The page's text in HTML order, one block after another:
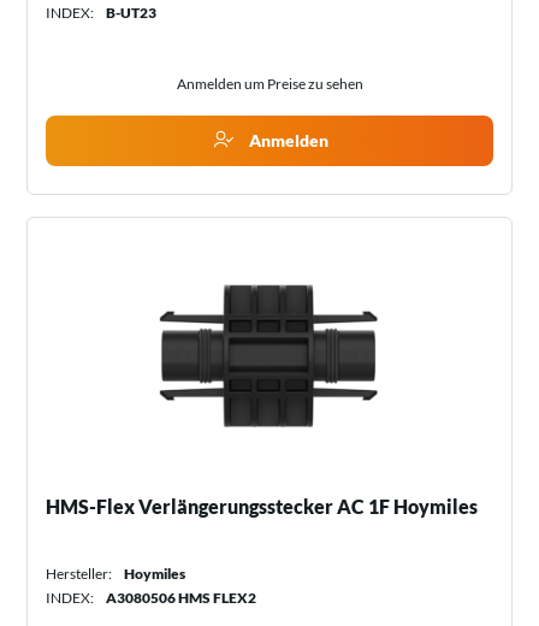
INDEX:
B-UT23
Anmelden um Preise zu sehen
Anmelden
HMS-Flex Verlängerungsstecker AC 1F Hoymiles
Hersteller:
Hoymiles
INDEX:
A3080506 HMS FLEX2